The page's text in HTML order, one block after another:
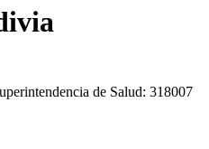
de Salud: 318007